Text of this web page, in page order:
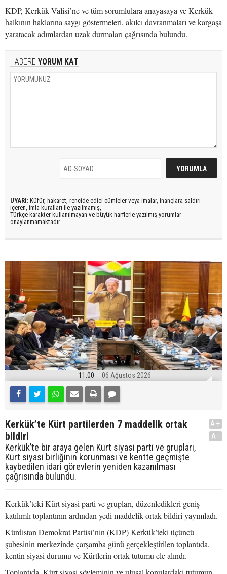
KDP, Kerkük Valisi’ne ve tüm sorumlulara anayasaya ve Kerkük
halkının haklarına saygı göstermeleri, akılcı davranmaları ve kargaşa
yaratacak adımlardan uzak durmaları çağrısında bulundu.
HABERE YORUM KAT
UYARI: Küfür, hakaret, rencide edici cümleler veya imalar, inançlara saldırı
içeren, imla kuralları ile yazılmamış,
Türkçe karakter kullanılmayan ve büyük harflerle yazılmış yorumlar
onaylanmamaktadır.
11:00 06 Ağustos 2026
Kerkük’te Kürt partilerden 7 maddelik ortak
bildiri
Kerkük’te bir araya gelen Kürt siyasi parti ve grupları,
Kürt siyasi birliğinin korunması ve kentte geçmişte
kaybedilen idari görevlerin yeniden kazanılması
çağrısında bulundu.
A+
A-
Kerkük’teki Kürt siyasi parti ve grupları, düzenledikleri geniş
katılımlı toplantının ardından yedi maddelik ortak bildiri yayımladı.
Kürdistan Demokrat Partisi’nin (KDP) Kerkük’teki üçüncü
şubesinin merkezinde çarşamba günü gerçekleştirilen toplantıda,
kentin siyasi durumu ve Kürtlerin ortak tutumu ele alındı.